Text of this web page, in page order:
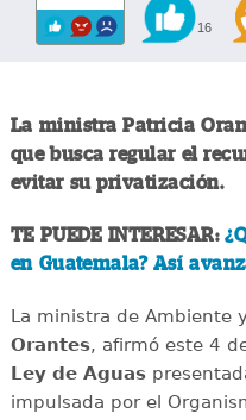
16
La ministra Patricia
que busca regular el
evitar su privatización.
TE PUEDE INTERESAR:
en Guatemala? Así
La ministra de Ambiente
Orantes, afirmó este 4
Ley de Aguas
impulsada por el